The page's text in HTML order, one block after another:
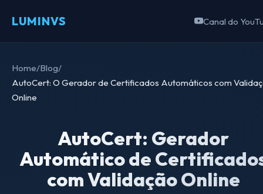
LUMINVS Canal do
Home/Blog/
AutoCert: O Gerador de Certificados Automáticos com
Online
AutoCert: Gerador
Automático de
com Validação Online